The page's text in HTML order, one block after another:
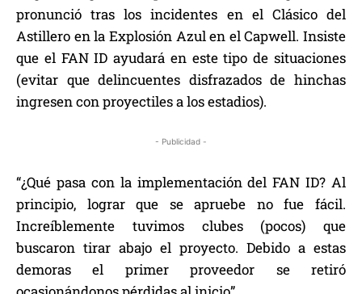
pronunció tras los incidentes en el Clásico del
Astillero en la Explosión Azul en el Capwell. Insiste
que el FAN ID ayudará en este tipo de situaciones
(evitar que delincuentes disfrazados de hinchas
ingresen con proyectiles a los estadios).
- Publicidad -
“¿Qué pasa con la implementación del FAN ID? Al
principio, lograr que se apruebe no fue fácil.
Increíblemente tuvimos clubes (pocos) que
buscaron tirar abajo el proyecto. Debido a estas
demoras el primer proveedor se retiró